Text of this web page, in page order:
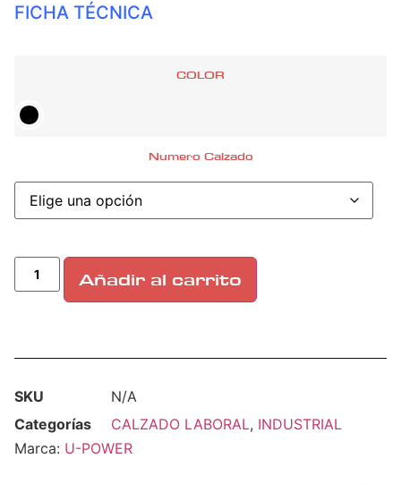
FICHA TÉCNICA
COLOR
Numero Calzado
Añadir al carrito
SKU
N/A
Categorías
CALZADO LABORAL, INDUSTRIAL
Marca: U-POWER